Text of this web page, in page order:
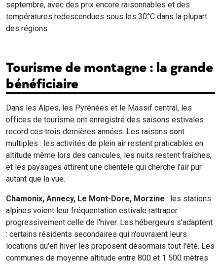
septembre, avec des prix encore raisonnables et des
températures redescendues sous les 30°C dans la plupart
des régions.
Tourisme de montagne : la grande
bénéficiaire
Dans les Alpes, les Pyrénées et le Massif central, les
offices de tourisme ont enregistré des saisons estivales
record ces trois dernières années. Les raisons sont
multiples : les activités de plein air restent praticables en
altitude même lors des canicules, les nuits restent fraîches,
et les paysages attirent une clientèle qui cherche l'air pur
autant que la vue.
Chamonix, Annecy, Le Mont-Dore, Morzine : les stations
alpines voient leur fréquentation estivale rattraper
progressivement celle de l'hiver. Les hébergeurs s'adaptent
: certains résidents secondaires qui n'ouvraient leurs
locations qu'en hiver les proposent désormais tout l'été. Les
communes de moyenne altitude entre 800 et 1 500 mètres